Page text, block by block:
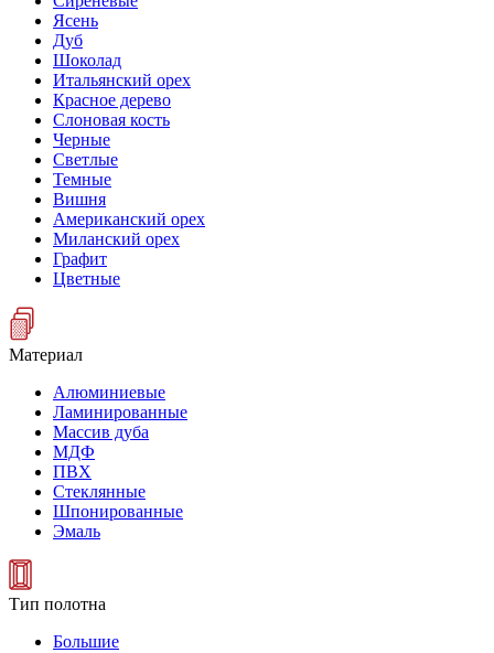
Ясень
Дуб
Шоколад
Итальянский орех
Красное дерево
Слоновая кость
Черные
Светлые
Темные
Вишня
Американский орех
Миланский орех
Графит
Цветные
Материал
Алюминиевые
Ламинированные
Массив дуба
МДФ
ПВХ
Стеклянные
Шпонированные
Эмаль
Тип полотна
Большие